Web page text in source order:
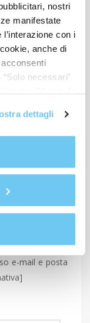
nostri
manifestate
con i
anche di
necessari”
di
consulta la
dettagli
di marketing,
la vendita
per la
e-mail e posta